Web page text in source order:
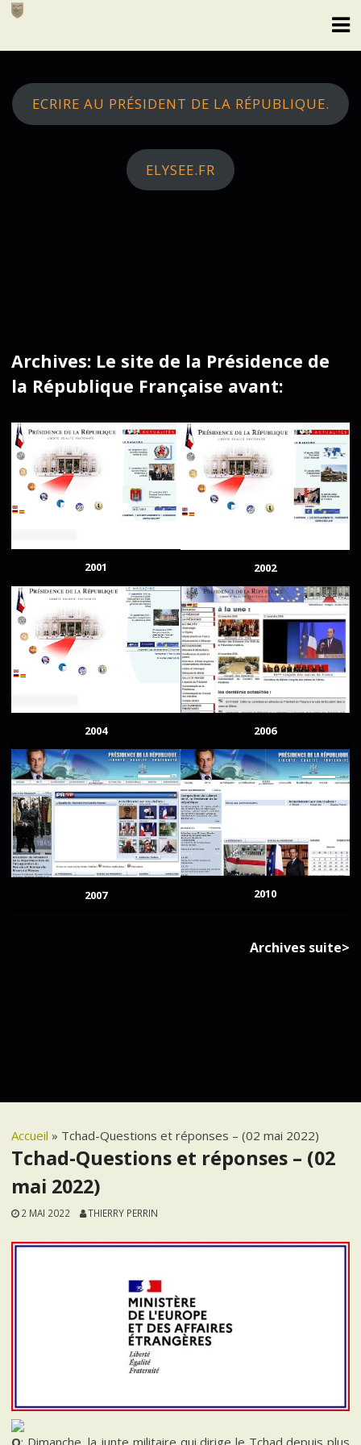
Skip
ECRIRE AU PRÉSIDENT DE LA RÉPUBLIQUE.
ELYSEE.FR
Archives: Le site de la Présidence de
la République Française avant:
2001 2002
2004 2006
2007 2010
Archives suite>
Accueil » Tchad-Questions et réponses – (02 mai 2022)
Tchad-Questions et réponses – (02
mai 2022)
2 MAI 2022 THIERRY PERRIN
Q: Dimanche, la junte militaire qui dirige le Tchad depuis plus